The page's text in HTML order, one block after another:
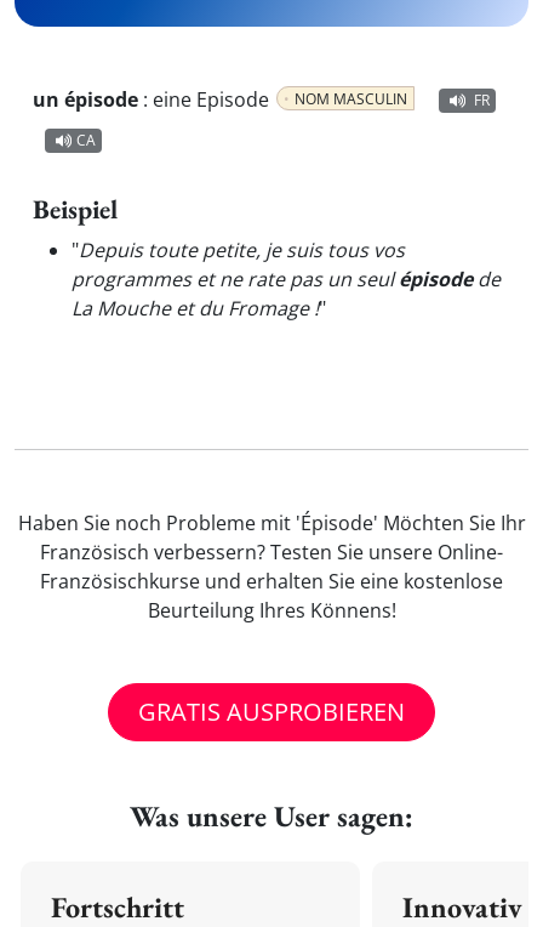
un épisode : eine Episode NOM MASCULIN
FR
CA
Beispiel
"Depuis toute petite, je suis tous vos
programmes et ne rate pas un seulépisodede
La Mouche et du Fromage !"
Haben Sie noch Probleme mit 'Épisode' Möchten Sie Ihr
Französisch verbessern? Testen Sie unsere Online-
Französischkurse und erhalten Sie eine kostenlose
Beurteilung Ihres Könnens!
GRATIS AUSPROBIEREN
Was unsere User sagen:
Fortschritt Innovativ